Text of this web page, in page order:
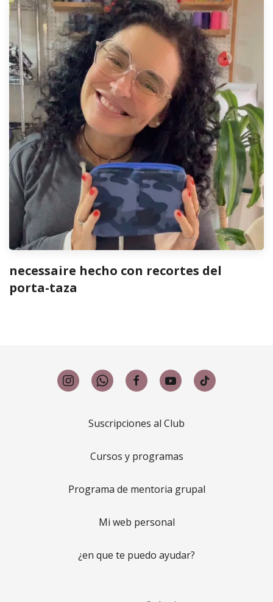
necessaire hecho con recortes del
porta-taza
Suscripciones al Club
Cursos y programas
Programa de mentoria grupal
Mi web personal
¿en que te puedo ayudar?